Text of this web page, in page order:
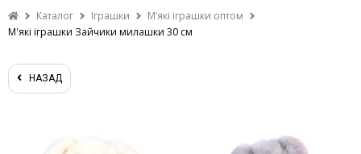
Каталог Іграшки
Мʼякі іграшки оптом
М'які іграшки Зайчики милашки 30 см
НАЗАД